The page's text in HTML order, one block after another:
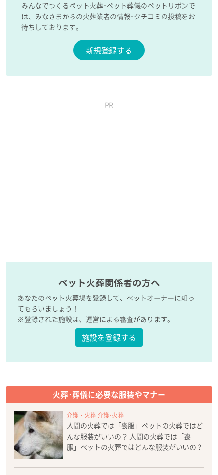
みんなでつくるペット火葬･ペット葬儀のペットリボンで
は、みなさまからの火葬業者の情報･クチコミの投稿をお
待ちしております。
新規登録する
PR
ペット火葬関係者の方へ
あなたのペット火葬場を登録して、ペットオーナーに知っ
てもらいましょう！
※登録された施設は、運営による審査があります。
施設を登録する
火葬･葬儀に必要な服装やマナー
介護・火葬 介護･火葬
人間の火葬では「喪服」ペットの火葬ではど
んな服装がいいの？ 人間の火葬では「喪
服」ペットの火葬ではどんな服装がいいの？